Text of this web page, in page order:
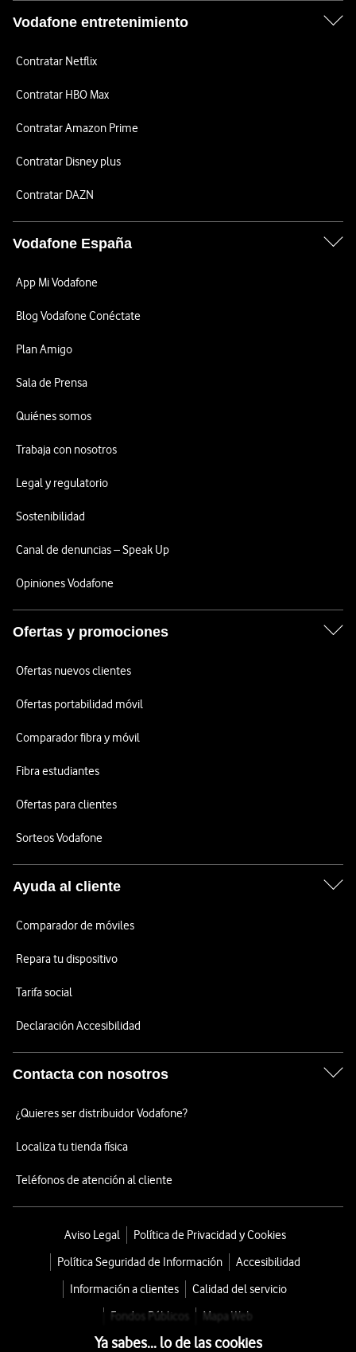
Vodafone entretenimiento
Contratar Netflix
Contratar HBO Max
Contratar Amazon Prime
Contratar Disney plus
Contratar DAZN
Vodafone España
App Mi Vodafone
Blog Vodafone Conéctate
Plan Amigo
Sala de Prensa
Quiénes somos
Trabaja con nosotros
Legal y regulatorio
Sostenibilidad
Canal de denuncias – Speak Up
Opiniones Vodafone
Ofertas y promociones
Ofertas nuevos clientes
Ofertas portabilidad móvil
Comparador fibra y móvil
Fibra estudiantes
Ofertas para clientes
Sorteos Vodafone
Ayuda al cliente
Comparador de móviles
Repara tu dispositivo
Tarifa social
Declaración Accesibilidad
Contacta con nosotros
¿Quieres ser distribuidor Vodafone?
Localiza tu tienda física
Teléfonos de atención al cliente
Aviso Legal
Política de Privacidad y Cookies
Política Seguridad de Información
Accesibilidad
Información a clientes
Calidad del servicio
Fondos Públicos
Mapa Web
Ya sabes... lo de las cookies